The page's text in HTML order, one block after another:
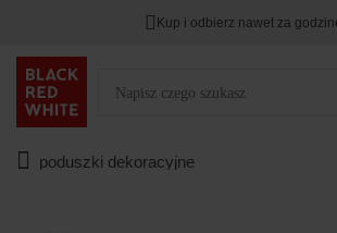
Kup i odbierz nawet za
poduszki dekoracyjne